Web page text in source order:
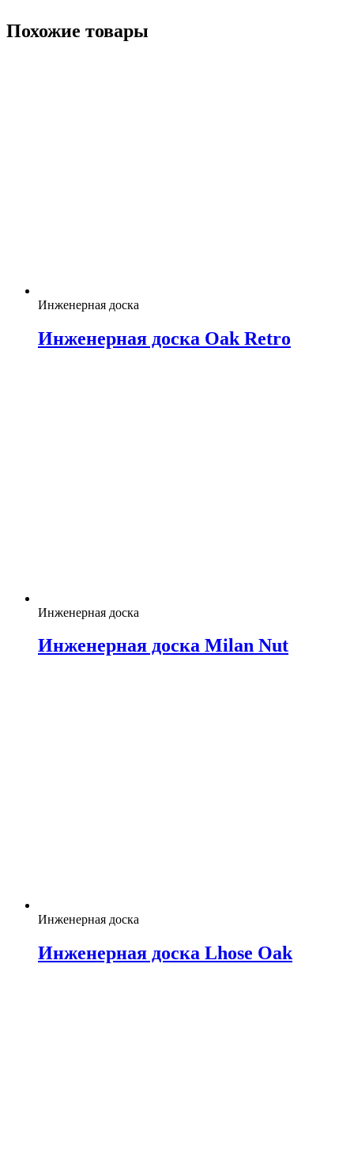
Похожие товары
Инженерная доска
Инженерная доска Oak Retro
Инженерная доска
Инженерная доска Milan Nut
Инженерная доска
Инженерная доска Lhose Oak